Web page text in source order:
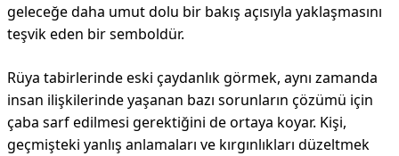
geleceğe daha umut dolu bir bakış açısıyla yaklaşmasını
teşvik eden bir semboldür.
Rüya tabirlerinde eski çaydanlık görmek, aynı zamanda
insan ilişkilerinde yaşanan bazı sorunların çözümü için
çaba sarf edilmesi gerektiğini de ortaya koyar. Kişi,
geçmişteki yanlış anlamaları ve kırgınlıkları düzeltmek